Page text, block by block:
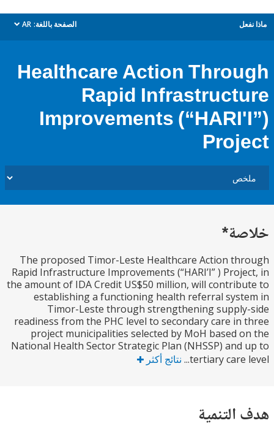
الصفحة باللغة: AR
dropdown
Healthcare Action
Rapid
Improvements
The proposed Timor-Leste Healthcare Action
Rapid Infrastructure Improvements (“HARI’I” )
the amount of IDA Credit US$50 million, will
establishing a functioning health referral
Timor-Leste through strengthening
readiness from the PHC level to secondary care
project municipalities selected by MoH based
National Health Sector Strategic Plan (NHSSP)
tertiary care نتائج أكثر